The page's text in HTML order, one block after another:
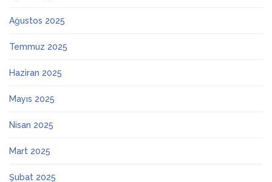
Ağustos 2025
Temmuz 2025
Haziran 2025
Mayıs 2025
Nisan 2025
Mart 2025
Şubat 2025